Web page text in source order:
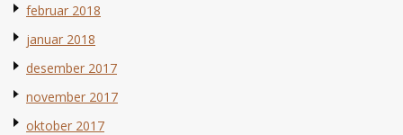
februar 2018
januar 2018
desember 2017
november 2017
oktober 2017